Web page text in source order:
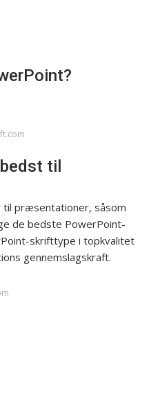
til
præsentationer, såsom
de bedste PowerPoint-
skrifttype i topkvalitet
gennemslagskraft.